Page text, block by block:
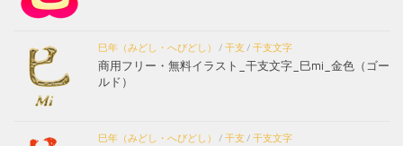
巳年（みどし・へびどし） / 干支 / 干支文字
商用フリー・無料イラスト_干支文字_巳mi_金色（ゴー
ルド）
巳年（みどし・へびどし） / 干支 / 干支文字